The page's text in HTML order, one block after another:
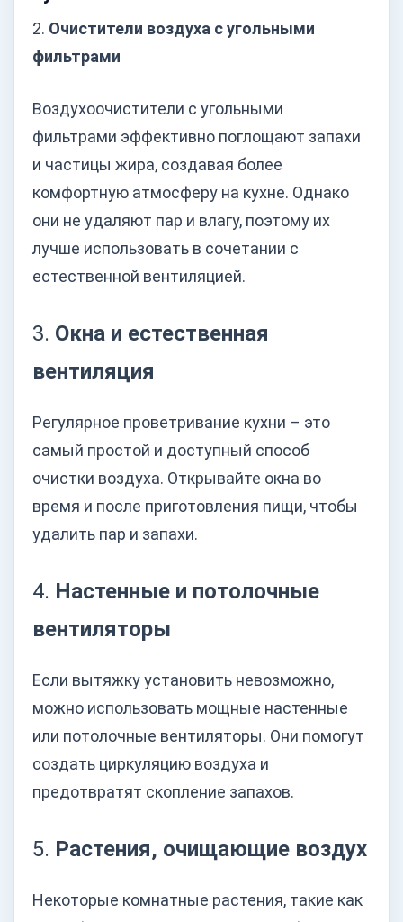
2. Очистители воздуха с угольными
фильтрами
Воздухоочистители с угольными
фильтрами эффективно поглощают запахи
и частицы жира, создавая более
комфортную атмосферу на кухне. Однако
они не удаляют пар и влагу, поэтому их
лучше использовать в сочетании с
естественной вентиляцией.
3. Окна и естественная
вентиляция
Регулярное проветривание кухни – это
самый простой и доступный способ
очистки воздуха. Открывайте окна во
время и после приготовления пищи, чтобы
удалить пар и запахи.
4. Настенные и потолочные
вентиляторы
Если вытяжку установить невозможно,
можно использовать мощные настенные
или потолочные вентиляторы. Они помогут
создать циркуляцию воздуха и
предотвратят скопление запахов.
5. Растения, очищающие воздух
Некоторые комнатные растения, такие как